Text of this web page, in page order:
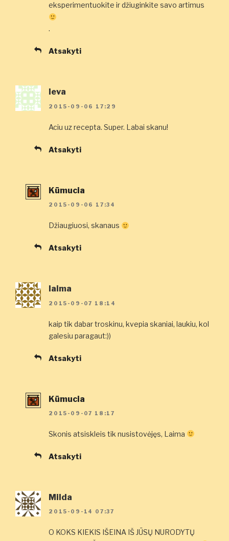
eksperimentuokite ir džiuginkite savo artimus
.
Atsakyti
Ieva
2015-09-06 17:29
Aciu uz recepta. Super. Labai skanu!
Atsakyti
Kūmucia
2015-09-06 17:34
Džiaugiuosi, skanaus
Atsakyti
laima
2015-09-07 18:14
kaip tik dabar troskinu, kvepia skaniai, laukiu, kol
galesiu paragaut:))
Atsakyti
Kūmucia
2015-09-07 18:17
Skonis atsiskleis tik nusistovėjęs, Laima
Atsakyti
Milda
2015-09-14 07:37
O KOKS KIEKIS IŠEINA IŠ JŪSŲ NURODYTŲ